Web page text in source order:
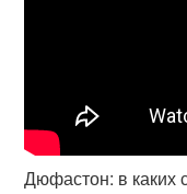
Дюфастон: в каких